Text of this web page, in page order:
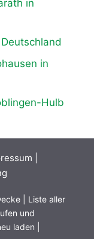
in
in
Hulb
Liste aller
und
laden